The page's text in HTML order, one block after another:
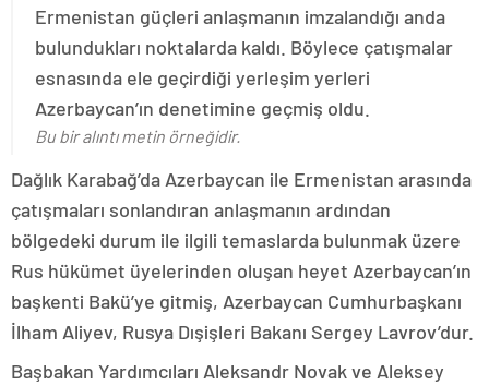
Ermenistan güçleri anlaşmanın imzalandığı anda
bulundukları noktalarda kaldı. Böylece çatışmalar
esnasında ele geçirdiği yerleşim yerleri
Azerbaycan’ın denetimine geçmiş oldu.
Bu bir alıntı metin örneğidir.
Dağlık Karabağ’da Azerbaycan ile Ermenistan arasında
çatışmaları sonlandıran anlaşmanın ardından
bölgedeki durum ile ilgili temaslarda bulunmak üzere
Rus hükümet üyelerinden oluşan heyet Azerbaycan’ın
başkenti Bakü’ye gitmiş, Azerbaycan Cumhurbaşkanı
İlham Aliyev, Rusya Dışişleri Bakanı Sergey Lavrov’dur.
Başbakan Yardımcıları Aleksandr Novak ve Aleksey